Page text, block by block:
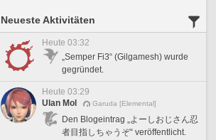
Neueste Aktivitäten
Heute 03:32
„Semper Fi3“ (Gilgamesh) wurde
gegründet.
Heute 03:29
Ulan Mol
Garuda [Elemental]
Den Blogeintrag „よーしおじさん忍
者目指しちゃうぞ“ veröffentlicht.